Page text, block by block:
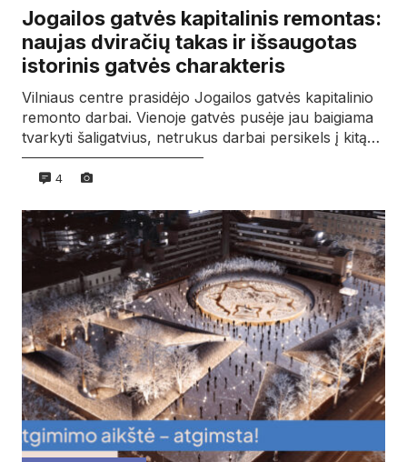
Jogailos gatvės kapitalinis remontas:
naujas dviračių takas ir išsaugotas
istorinis gatvės charakteris
Vilniaus centre prasidėjo Jogailos gatvės kapitalinio
remonto darbai. Vienoje gatvės pusėje jau baigiama
tvarkyti šaligatvius, netrukus darbai persikels į kitą…
4